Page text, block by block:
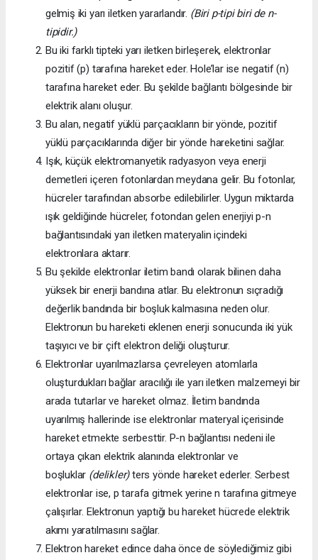
gelmiş iki yarı iletken yararlandır. (Biri p-tipi biri de n-
tipidir.)
Bu iki farklı tipteki yarı iletken birleşerek, elektronlar
pozitif (p) tarafına hareket eder. Hole’lar ise negatif (n)
tarafına hareket eder. Bu şekilde bağlantı bölgesinde bir
elektrik alanı oluşur.
Bu alan, negatif yüklü parçacıkların bir yönde, pozitif
yüklü parçacıklarında diğer bir yönde hareketini sağlar.
Işık, küçük elektromanyetik radyasyon veya enerji
demetleri içeren fotonlardan meydana gelir. Bu fotonlar,
hücreler tarafından absorbe edilebilirler. Uygun miktarda
ışık geldiğinde hücreler, fotondan gelen enerjiyi p-n
bağlantısındaki yarı iletken materyalin içindeki
elektronlara aktarır.
Bu şekilde elektronlar iletim bandı olarak bilinen daha
yüksek bir enerji bandına atlar. Bu elektronun sıçradığı
değerlik bandında bir boşluk kalmasına neden olur.
Elektronun bu hareketi eklenen enerji sonucunda iki yük
taşıyıcı ve bir çift elektron deliği oluşturur.
Elektronlar uyarılmazlarsa çevreleyen atomlarla
oluşturdukları bağlar aracılığı ile yarı iletken malzemeyi bir
arada tutarlar ve hareket olmaz. İletim bandında
uyarılmış hallerinde ise elektronlar materyal içerisinde
hareket etmekte serbesttir. P-n bağlantısı nedeni ile
ortaya çıkan elektrik alanında elektronlar ve
boşluklar (delikler)ters yönde hareket ederler. Serbest
elektronlar ise, p tarafa gitmek yerine n tarafına gitmeye
çalışırlar. Elektronun yaptığı bu hareket hücrede elektrik
akımı yaratılmasını sağlar.
Elektron hareket edince daha önce de söylediğimiz gibi